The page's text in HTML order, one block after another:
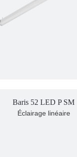
Baris 52 LED P SM
Éclairage linéaire